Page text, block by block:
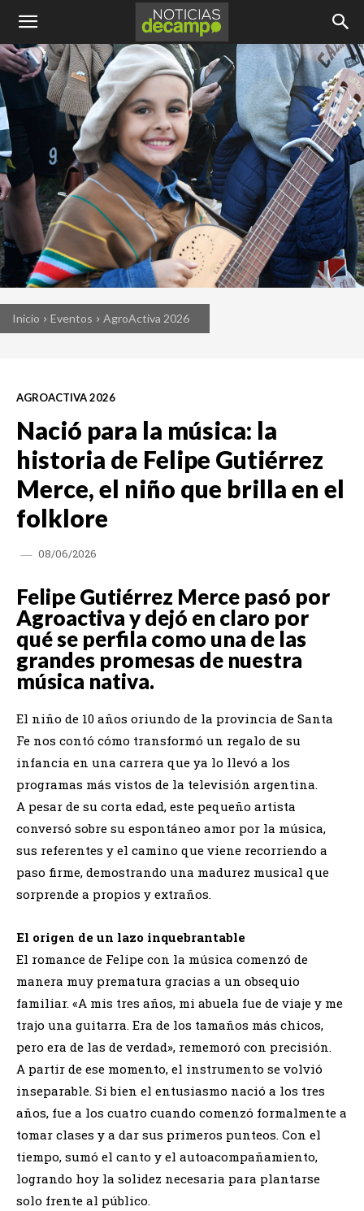
Inicio Eventos AgroActiva 2026
AGROACTIVA 2026
Nació para la música: la
historia de Felipe Gutiérrez
Merce, el niño que brilla en el
folklore
08/06/2026
Felipe Gutiérrez Merce pasó por
Agroactiva y dejó en claro por
qué se perfila como una de las
grandes promesas de nuestra
música nativa.
El niño de 10 años oriundo de la provincia de Santa
Fe nos contó cómo transformó un regalo de su
infancia en una carrera que ya lo llevó a los
programas más vistos de la televisión argentina.
A pesar de su corta edad, este pequeño artista
conversó sobre su espontáneo amor por la música,
sus referentes y el camino que viene recorriendo a
paso firme, demostrando una madurez musical que
sorprende a propios y extraños.
El origen de un lazo inquebrantable
El romance de Felipe con la música comenzó de
manera muy prematura gracias a un obsequio
familiar. «A mis tres años, mi abuela fue de viaje y me
trajo una guitarra. Era de los tamaños más chicos,
pero era de las de verdad», rememoró con precisión.
A partir de ese momento, el instrumento se volvió
inseparable. Si bien el entusiasmo nació a los tres
años, fue a los cuatro cuando comenzó formalmente a
tomar clases y a dar sus primeros punteos. Con el
tiempo, sumó el canto y el autoacompañamiento,
logrando hoy la solidez necesaria para plantarse
solo frente al público.